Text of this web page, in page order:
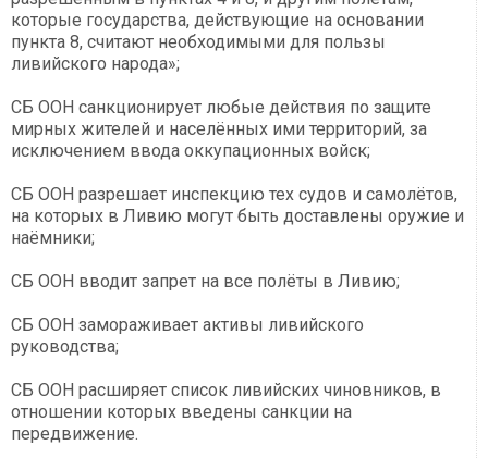
которые государства, действующие на основании
пункта 8, считают необходимыми для пользы
ливийского народа»;
СБ ООН санкционирует любые действия по защите
мирных жителей и населённых ими территорий, за
исключением ввода оккупационных войск;
СБ ООН разрешает инспекцию тех судов и самолётов,
на которых в Ливию могут быть доставлены оружие и
наёмники;
СБ ООН вводит запрет на все полёты в Ливию;
СБ ООН замораживает активы ливийского
руководства;
СБ ООН расширяет список ливийских чиновников, в
отношении которых введены санкции на
передвижение.